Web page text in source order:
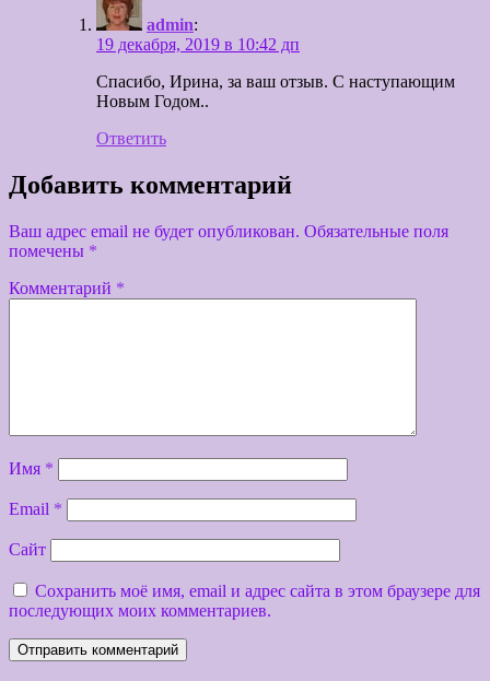
admin:
19 декабря, 2019 в 10:42 дп
Спасибо, Ирина, за ваш отзыв. С наступающим
Новым Годом..
Ответить
Добавить комментарий
Ваш адрес email не будет опубликован. Обязательные поля
помечены *
Комментарий *
Имя *
Email *
Сайт
Сохранить моё имя, email и адрес сайта в этом браузере для
последующих моих комментариев.